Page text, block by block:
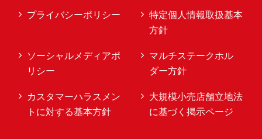
プライバシーポリシー
特定個人情報取扱基本
方針
ソーシャルメディアポ
リシー
マルチステークホル
ダー方針
カスタマーハラスメン
トに対する基本方針
大規模小売店舗立地法
に基づく掲示ページ